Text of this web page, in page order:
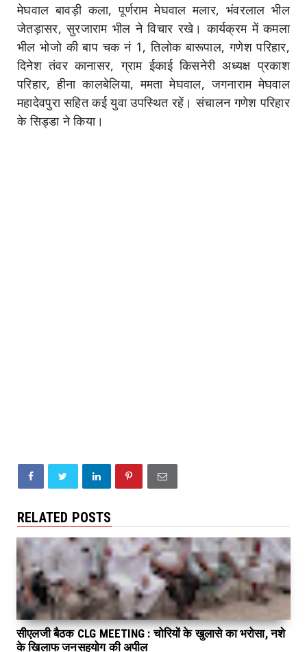
मेघवाल बावड़ी कला, पूर्णराम मेघवाल मलार, भंवरलाल भील
जेतड़ासर, सुरजाराम भील ने विचार रखे। कार्यक्रम में कमला
भील भोजो की बाप चक नं 1, तिलोक बारूपाल, गणेश परिहार,
दिनेश तंवर कानासर, ग्राम ईकाई किसनेरी अध्यक्ष प्रकाश
परिहार, हीना कालबेलिया, ममता मेघवाल, जगनाराम मेघवाल
महादेवपुरा सहित कई युवा उपस्थित रहें।संचालन गणेश परिहार
के सिड्डा ने किया।
RELATED POSTS
सीएलजी बैठक CLG MEETING : चोरियों के खुलासे का भरोसा, नशे
के खिलाफ जनसहयोग की अपील